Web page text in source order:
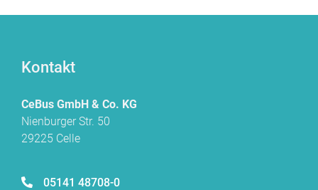
Kontakt
CeBus GmbH & Co. KG
Nienburger Str. 50
29225 Celle
05141 48708-0